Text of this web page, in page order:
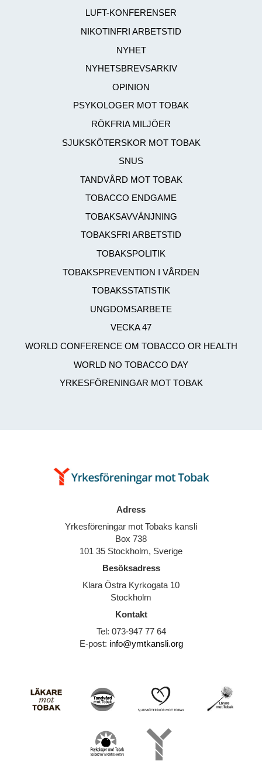
LUFT-KONFERENSER
NIKOTINFRI ARBETSTID
NYHET
NYHETSBREVSARKIV
OPINION
PSYKOLOGER MOT TOBAK
RÖKFRIA MILJÖER
SJUKSKÖTERSKOR MOT TOBAK
SNUS
TANDVÅRD MOT TOBAK
TOBACCO ENDGAME
TOBAKSAVVÄNJNING
TOBAKSFRI ARBETSTID
TOBAKSPOLITIK
TOBAKSPREVENTION I VÅRDEN
TOBAKSSTATISTIK
UNGDOMSARBETE
VECKA 47
WORLD CONFERENCE OM TOBACCO OR HEALTH
WORLD NO TOBACCO DAY
YRKESFÖRENINGAR MOT TOBAK
Adress
Yrkesföreningar mot Tobaks kansli
Box 738
101 35 Stockholm, Sverige
Besöksadress
Klara Östra Kyrkogata 10
Stockholm
Kontakt
Tel: 073-947 77 64
E-post: info@ymtkansli.org